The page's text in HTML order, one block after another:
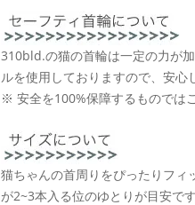
310bld.の猫の首輪は一定の力が
ルを使用しておりますので、安心
※ 安全を100%保障するものでは
猫ちゃんの首周りをぴったりフ
が2~3本入る位のゆとりが目安で